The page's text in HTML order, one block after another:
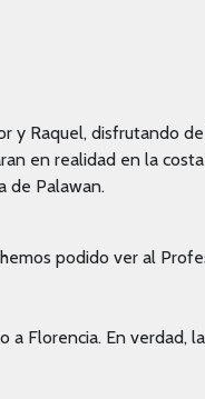
y Raquel, disfrutando
en realidad en la
de Palawan.
podido ver al
Florencia. En verdad,